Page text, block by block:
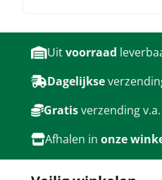
Uitvoorraad
Dagelijkse
Gratisverzending
Afhalen in onze